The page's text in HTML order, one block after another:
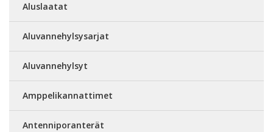
Aluslaatat
Aluvannehylsysarjat
Aluvannehylsyt
Amppelikannattimet
Antenniporanterät